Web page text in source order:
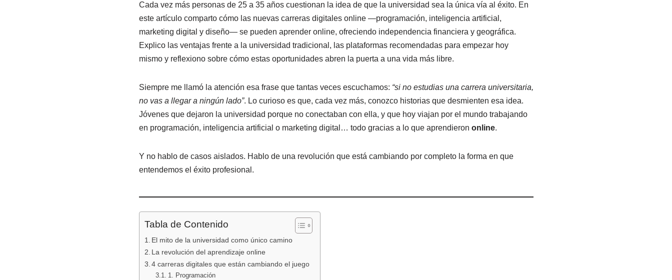
c
e
b
o
k
at
s
A
p
m
p
ar
tir
Cada vez más personas de 25 a 35 años cuestionan la idea de que la universidad sea la única vía al éxito. En
este artículo comparto cómo las nuevas carreras digitales online —programación, inteligencia artificial,
marketing digital y diseño— se pueden aprender online, ofreciendo independencia financiera y geográfica.
Explico las ventajas frente a la universidad tradicional, las plataformas recomendadas para empezar hoy
mismo y reflexiono sobre cómo estas oportunidades abren la puerta a una vida más libre.
Siempre me llamó la atención esa frase que tantas veces escuchamos: “si no estudias una carrera universitaria,
no vas a llegar a ningún lado”. Lo curioso es que, cada vez más, conozco historias que desmienten esa idea.
Jóvenes que dejaron la universidad porque no conectaban con ella, y que hoy viajan por el mundo trabajando
en programación, inteligencia artificial o marketing digital… todo gracias a lo que aprendieron online.
Y no hablo de casos aislados. Hablo de una revolución que está cambiando por completo la forma en que
entendemos el éxito profesional.
Tabla de Contenido
El mito de la universidad como único camino
La revolución del aprendizaje online
4 carreras digitales que están cambiando el juego
1. Programación